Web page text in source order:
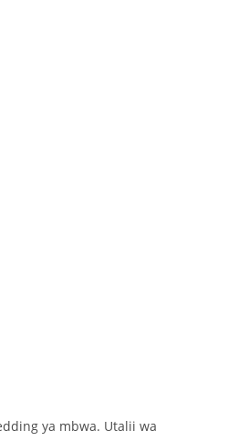
ya mbwa. Utalii wa